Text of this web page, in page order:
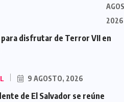
2026
disfrutar de Terror VII en
9 AGOSTO, 2026
de El Salvador se reúne